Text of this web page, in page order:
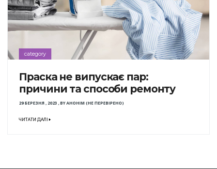
category
Праска не випускає пар:
причини та способи ремонту
29 БЕРЕЗНЯ , 2023 ,BYАНОНІМ (НЕ ПЕРЕВІРЕНО)
ЧИТАТИ ДАЛІ